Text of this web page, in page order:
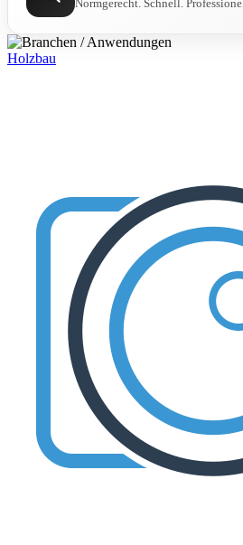
Normgerecht. Schnell.
Holzbau